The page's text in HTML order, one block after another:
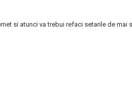
si atunci va trebui refaci setarile de mai